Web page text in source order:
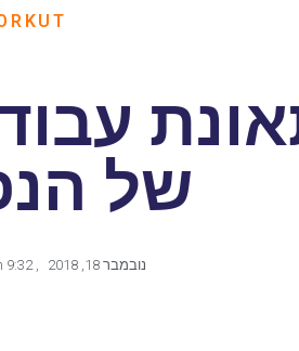
של
נובמבר 18, 2018 ,
9:32 pm